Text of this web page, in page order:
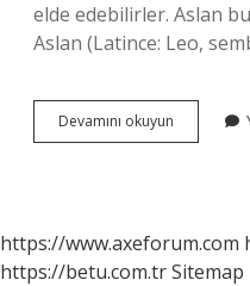
elde edebilirler. Aslan
Aslan (Latince: Leo,
Devamını okuyun
Burcunu
https://www.axeforum.com
https://betu.com.trSitemap